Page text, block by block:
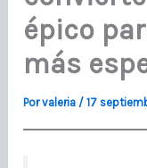
épico
más
Porvaleria /17